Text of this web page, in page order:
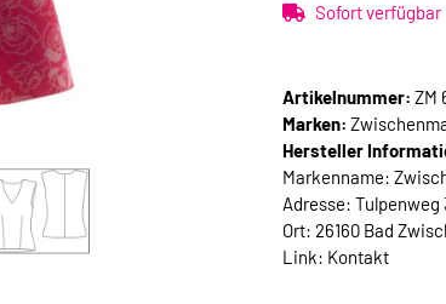
Sofort verfügbar
Artikelnummer: ZM
Marken:
Hersteller
Markenname:
Adresse: Tulpenweg
Ort: 26160 Bad
Link: Kontakt